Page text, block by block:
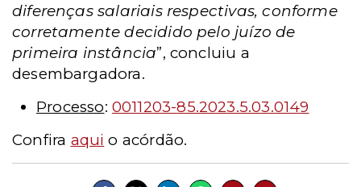
diferenças salariais respectivas, conforme
corretamente decidido pelo juízo de
primeira instância”, concluiu a
desembargadora.
Processo: 0011203-85.2023.5.03.0149
Confira aqui o acórdão.